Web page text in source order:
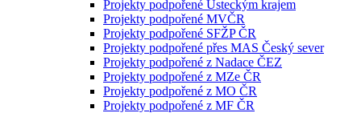
Projekty podpořené Ústeckým krajem
Projekty podpořené MVČR
Projekty podpořené SFŽP ČR
Projekty podpořené přes MAS Český sever
Projekty podpořené z Nadace ČEZ
Projekty podpořené z MZe ČR
Projekty podpořené z MO ČR
Projekty podpořené z MF ČR